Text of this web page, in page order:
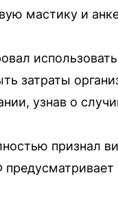
мастику и
затраты
узнав о
признал